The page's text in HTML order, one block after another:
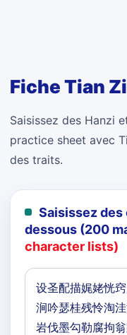
Fiche Tian
Saisissez des Hanzi
practice sheet avec
des traits.
Saisissez
dessous (200
character lists)